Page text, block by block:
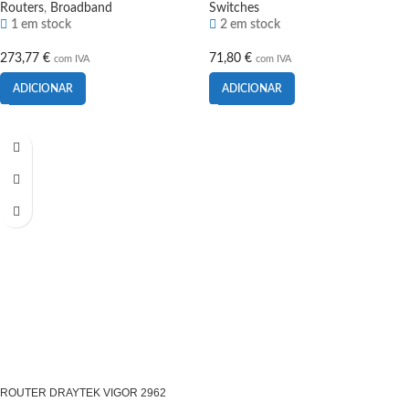
Routers, Broadband
1 em stock
273,77 € com IVA
ADICIONAR
Switches
2 em stock
71,80 € com IVA
ADICIONAR
ROUTER DRAYTEK VIGOR 2962